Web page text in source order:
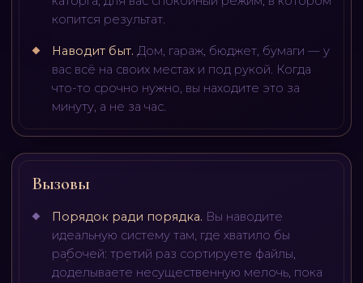
копится результат.
Наводит быт. Дом, гараж, бюджет, бумаги — у
вас всё на своих местах и под рукой. Когда
что-то срочно нужно, вы находите это за
минуту, а не за час.
Вызовы
Порядок ради порядка. Вы наводите
идеальную систему там, где хватило бы
рабочей: третий раз сортируете файлы,
доделываете несущественную мелочь, пока